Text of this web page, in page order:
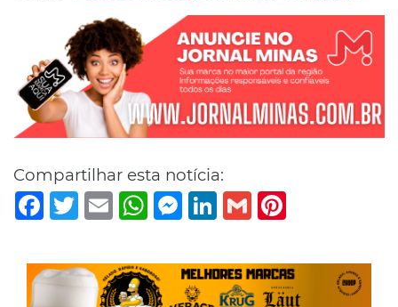
Compartilhar esta notícia:
Facebook
TwitterEmail WhatsAppMessenger
LinkedIn
Gmail